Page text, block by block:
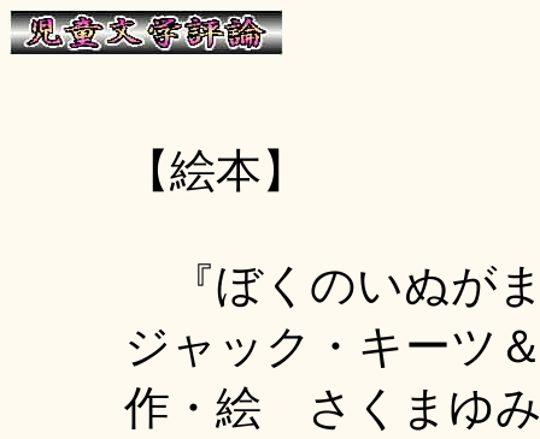
【絵本】
『ぼくのいぬが
ジャック・キーツ
作・絵 さくまゆ